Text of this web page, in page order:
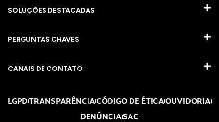
SOLUÇÕES DESTACADAS
PERGUNTAS CHAVES​
CANAIS DE CONTATO
LGPDTRANSPARÊNCIACÓDIGO DE ÉTICAOUVIDORIA
DENÚNCIASAC